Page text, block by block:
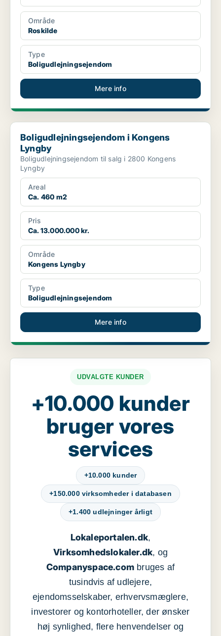
Område
Roskilde
Type
Boligudlejningsejendom
Mere info
Boligudlejningsejendom i Kongens Lyngby
Boligudlejningsejendom i Kongens
Lyngby
Boligudlejningsejendom til salg i 2800 Kongens
Lyngby
Areal
Ca. 460 m2
Pris
Ca. 13.000.000 kr.
Område
Kongens Lyngby
Type
Boligudlejningsejendom
Mere info
UDVALGTE KUNDER
+10.000 kunder
bruger vores
services
+10.000 kunder
+150.000 virksomheder i databasen
+1.400 udlejninger årligt
Lokaleportalen.dk,
Virksomhedslokaler.dk, og
Companyspace.com bruges af
tusindvis af udlejere,
ejendomsselskaber, erhvervsmæglere,
investorer og kontorhoteller, der ønsker
høj synlighed, flere henvendelser og